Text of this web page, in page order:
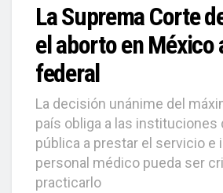
La Suprema Corte
el aborto en México
federal
La decisión unánime del
país obliga a las instituciones
pública a prestar el servicio e
personal médico pueda ser
practicarlo